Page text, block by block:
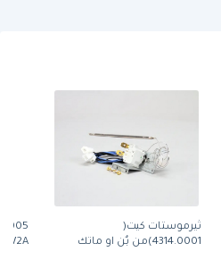
ثيرموستات كيت(
4314.0001)من بٌن او ماتك